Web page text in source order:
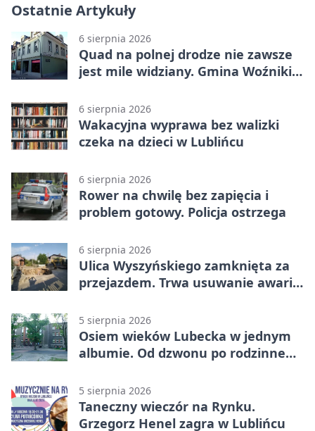
Ostatnie Artykuły
6 sierpnia 2026
Quad na polnej drodze nie zawsze
jest mile widziany. Gmina Woźniki
6 sierpnia 2026
Wakacyjna wyprawa bez walizki
czeka na dzieci w Lublińcu
6 sierpnia 2026
Rower na chwilę bez zapięcia i
problem gotowy. Policja ostrzega
6 sierpnia 2026
Ulica Wyszyńskiego zamknięta za
przejazdem. Trwa usuwanie awarii
5 sierpnia 2026
Osiem wieków Lubecka w jednym
albumie. Od dzwonu po rodzinne
5 sierpnia 2026
Taneczny wieczór na Rynku.
Grzegorz Henel zagra w Lublińcu